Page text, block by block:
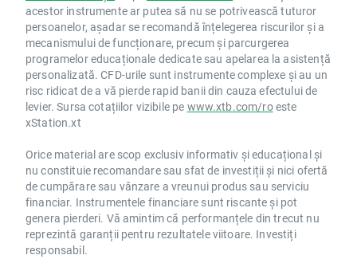
acestor instrumente ar putea să nu se potrivească tuturor
persoanelor, așadar se recomandă înțelegerea riscurilor și a
mecanismului de funcționare, precum și parcurgerea
programelor educaționale dedicate sau apelarea la asistență
personalizată. CFD-urile sunt instrumente complexe și au un
risc ridicat de a vă pierde rapid banii din cauza efectului de
levier. Sursa cotațiilor vizibile pe www.xtb.com/roeste
xStation.xt
Orice material are scop exclusiv informativ și educațional și
nu constituie recomandare sau sfat de investiții și nici ofertă
de cumpărare sau vânzare a vreunui produs sau serviciu
financiar. Instrumentele financiare sunt riscante și pot
genera pierderi. Vă amintim că performanțele din trecut nu
reprezintă garanții pentru rezultatele viitoare. Investiți
responsabil.